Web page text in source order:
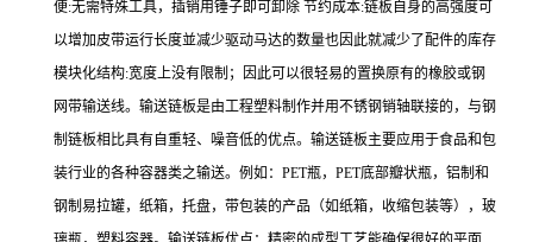
便:无需特殊工具，插销用锤子即可卸除 节约成本:链板自身的高强度可
以增加皮带运行长度並减少驱动马达的数量也因此就减少了配件的库存
模块化结构:宽度上没有限制；因此可以很轻易的置换原有的橡胶或钢
网带输送线。输送链板是由工程塑料制作并用不锈钢销轴联接的，与钢
制链板相比具有自重轻、噪音低的优点。输送链板主要应用于食品和包
装行业的各种容器类之输送。例如：PET瓶，PET底部瓣状瓶，铝制和
钢制易拉罐，纸箱，托盘，带包装的产品（如纸箱，收缩包装等），玻